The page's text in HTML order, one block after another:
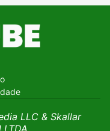
LLC & Skallar